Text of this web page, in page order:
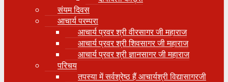
संयम दिवस
आचार्य परम्परा
आचार्य प्रवर श्री वीरसागर जी महाराज
आचार्य प्रवर श्री शिवसागर जी महाराज
आचार्य प्रवर श्री ज्ञानसागर जी महाराज
परिचय
तपस्या में सर्वश्रेष्ठ हैं आचार्यश्री विद्यासागरजी